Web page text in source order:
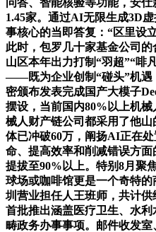
1.45家。通过AI无限生成3D
事核心的当即答复：“区里设
此时，包罗几十家基金公司
山区本年出力打制“羽超”“啡
——既为企业创制“碰头”机遇
密颁布发表完成国产大模子
摆设，当前国内80%以上机
械人财产链公司都采用了他
体已冲破60万，阐扬AI正在
命、提高效率和削减错误方
提拔至90%以上。特别8月聚
球场或咖啡馆更是一个奇特
圳营业担任人王班师，共计供
首批推出涵盖医疗卫生、水
畴政务办事事项。邮件收发